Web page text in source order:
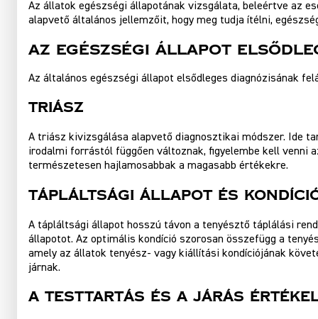
Az állatok egészségi állapotának vizsgálata, beleértve az
alapvető általános jellemzőit, hogy meg tudja ítélni,
Az egészségi állapot
Az általános egészségi állapot elsődleges diagnózisának
Triász
A triász kivizsgálása alapvető diagnosztikai módszer. Ide
irodalmi forrástól függően változnak, figyelembe kell venni
természetesen hajlamosabbak a magasabb értékekre.
Tápláltsági Állapot És
A tápláltsági állapot hosszú távon a tenyésztő táplálási
állapotot. Az optimális kondíció szorosan összefügg a
amely az állatok tenyész- vagy kiállítási kondíciójának
járnak.
A Testtartás És A Járás